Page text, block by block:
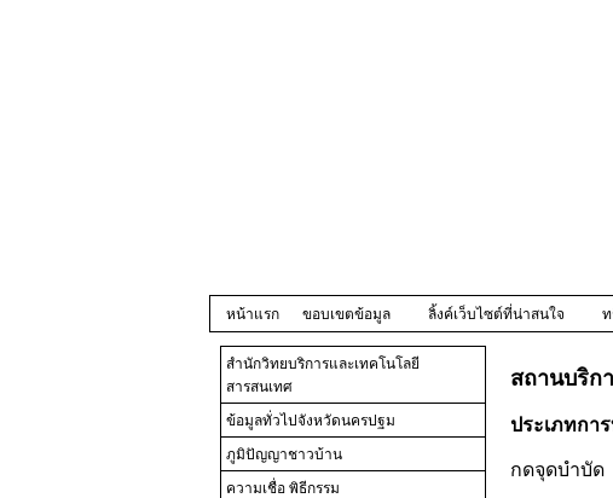
หน้าแรก ขอบเขตข้อมูล ลิ้งค์เว็บไซต์ที่น่าสนใจ ท
สำนักวิทยบริการและเทคโนโลยี
สารสนเทศ
ข้อมูลทั่วไปจังหวัดนครปฐม
ภูมิปัญญาชาวบ้าน
ความเชื่อ พิธีกรรม
สถานบริก
ประเภทกา
กดจุดบำบัด